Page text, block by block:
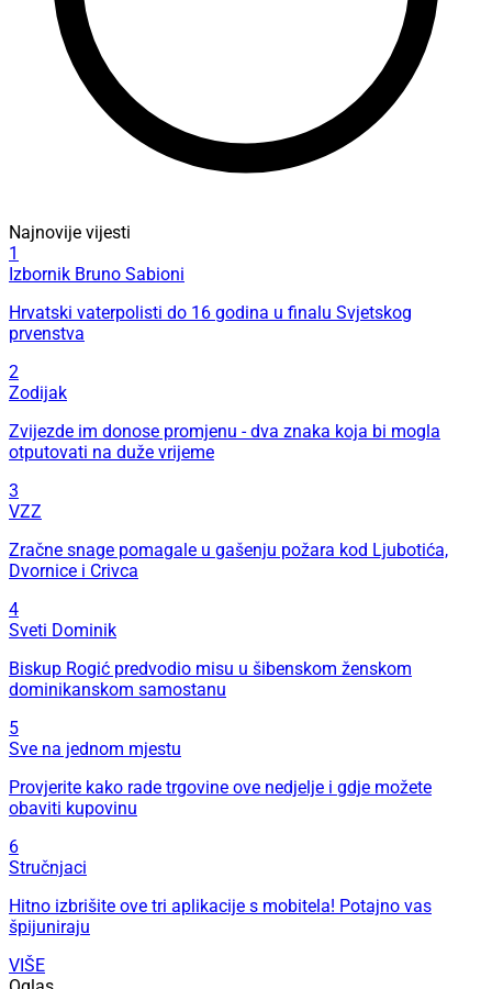
Najnovije vijesti
1
Izbornik Bruno Sabioni
Hrvatski vaterpolisti do 16 godina u finalu Svjetskog
prvenstva
2
Zodijak
Zvijezde im donose promjenu - dva znaka koja bi mogla
otputovati na duže vrijeme
3
VZZ
Zračne snage pomagale u gašenju požara kod Ljubotića,
Dvornice i Crivca
4
Sveti Dominik
Biskup Rogić predvodio misu u šibenskom ženskom
dominikanskom samostanu
5
Sve na jednom mjestu
Provjerite kako rade trgovine ove nedjelje i gdje možete
obaviti kupovinu
6
Stručnjaci
Hitno izbrišite ove tri aplikacije s mobitela! Potajno vas
špijuniraju
VIŠE